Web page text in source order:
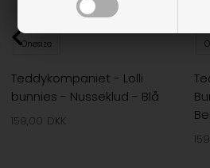
Onesize
Teddykompaniet - Lolli
bunnies - Nusseklud - Blå
159,00 DKK